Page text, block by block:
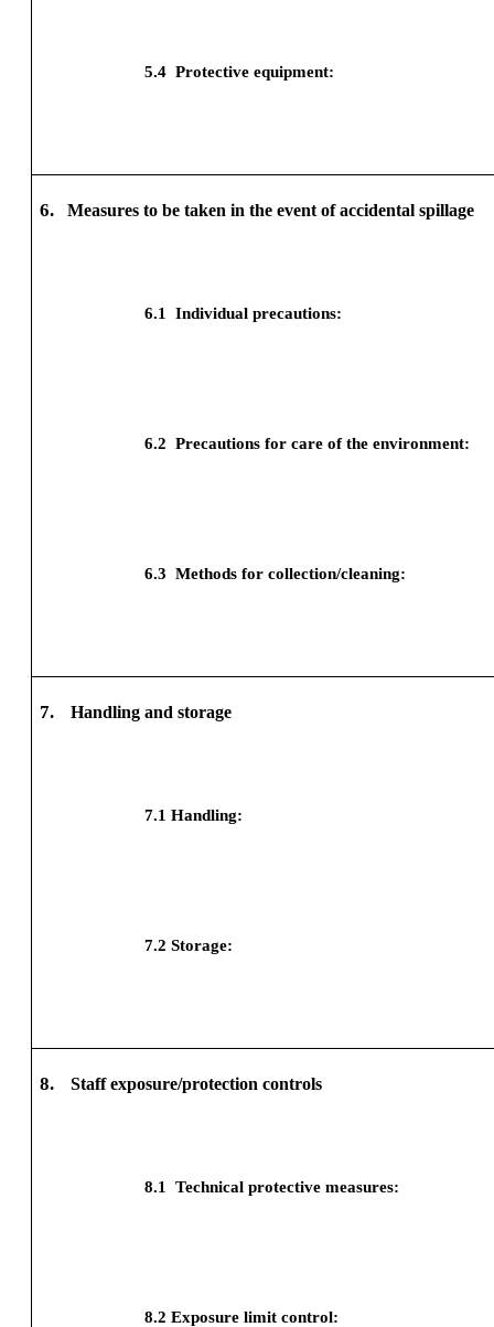
5.4 Protective equipment:
6. Measures to be taken in the event of accidental spillage
6.1 Individual precautions:
6.2 Precautions for care of the environment:
6.3 Methods for collection/cleaning:
7. Handling and storage
7.1 Handling:
7.2 Storage:
8. Staff exposure/protection controls
8.1 Technical protective measures:
8.2 Exposure limit control: